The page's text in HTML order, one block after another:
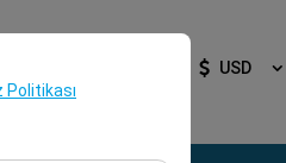
Politikası
USD